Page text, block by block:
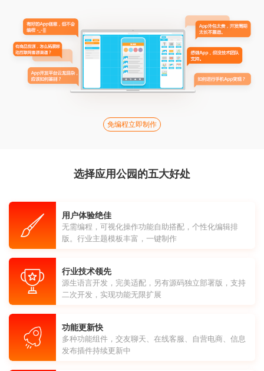
免编程立即制作
选择应用公园的五大好处
用户体验绝佳
无需编程，可视化操作功能自助搭配，个性化编辑排
版。行业主题模板丰富，一键制作
行业技术领先
源生语言开发，完美适配，另有源码独立部署版，支持
二次开发，实现功能无限扩展
功能更新快
多种功能组件，交友聊天、在线客服、自营电商、信息
发布插件持续更新中